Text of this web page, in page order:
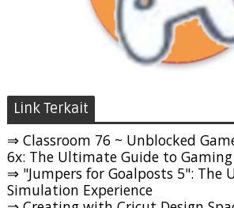
Link Terkait
⇒ Classroom 76 ~ Unblocked
6x: The Ultimate Guide to Gaming
⇒ "Jumpers for Goalposts 5": The
Simulation Experience